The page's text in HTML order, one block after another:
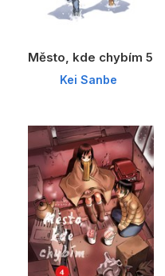
Město, kde chybím 5
Kei Sanbe